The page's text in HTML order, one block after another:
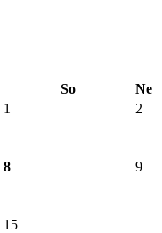
So
Ne
1 2
8 9
15